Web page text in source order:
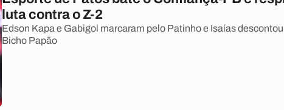
luta contra o Z-2
Edson Kapa e Gabigol marcaram pelo Patinho e Isaías
Bicho Papão